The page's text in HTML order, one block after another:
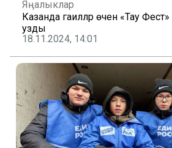
Яңалыклар
Казанда гаиләләр өчен «Тау
узды
18.11.2024, 14:01